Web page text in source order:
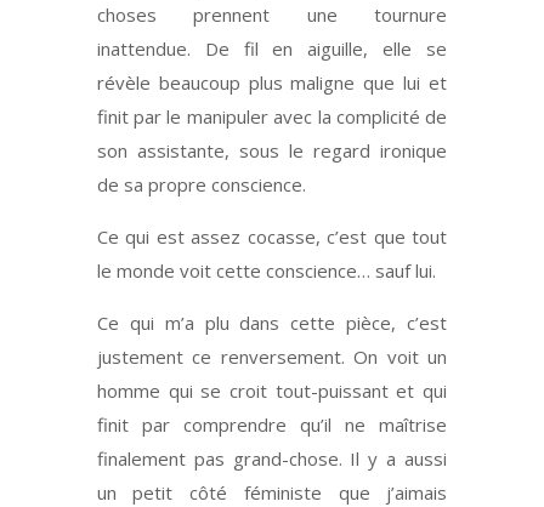
choses prennent une tournure
inattendue. De fil en aiguille, elle se
révèle beaucoup plus maligne que lui et
finit par le manipuler avec la complicité de
son assistante, sous le regard ironique
de sa propre conscience.
Ce qui est assez cocasse, c’est que tout
le monde voit cette conscience… sauf lui.
Ce qui m’a plu dans cette pièce, c’est
justement ce renversement. On voit un
homme qui se croit tout-puissant et qui
finit par comprendre qu’il ne maîtrise
finalement pas grand-chose. Il y a aussi
un petit côté féministe que j’aimais